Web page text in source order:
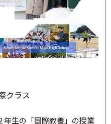
クラス
年生の「国際教養」の授業